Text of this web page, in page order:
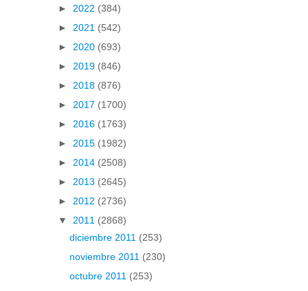
► 2022 (384)
► 2021 (542)
► 2020 (693)
► 2019 (846)
► 2018 (876)
► 2017 (1700)
► 2016 (1763)
► 2015 (1982)
► 2014 (2508)
► 2013 (2645)
► 2012 (2736)
▼ 2011 (2868)
diciembre 2011 (253)
noviembre 2011 (230)
octubre 2011 (253)